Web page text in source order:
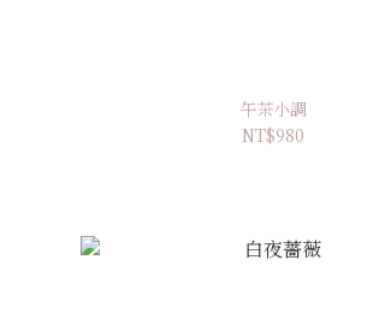
午茶小調
NT$980